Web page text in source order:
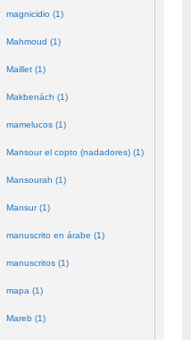
magnicidio (1)
Mahmoud (1)
Maillet (1)
Makbenách (1)
mamelucos (1)
Mansour el copto (nadadores) (1)
Mansourah (1)
Mansur (1)
manuscrito en árabe (1)
manuscritos (1)
mapa (1)
Mareb (1)